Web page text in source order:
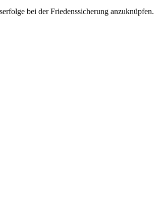
bei der Friedenssicherung anzuknüpfen.